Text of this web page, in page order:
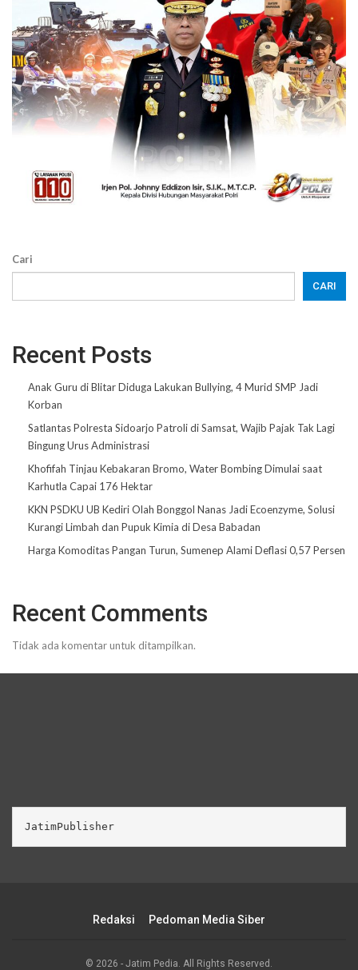
Cari
CARI
Recent Posts
Anak Guru di Blitar Diduga Lakukan Bullying, 4 Murid SMP Jadi
Korban
Satlantas Polresta Sidoarjo Patroli di Samsat, Wajib Pajak Tak Lagi
Bingung Urus Administrasi
Khofifah Tinjau Kebakaran Bromo, Water Bombing Dimulai saat
Karhutla Capai 176 Hektar
KKN PSDKU UB Kediri Olah Bonggol Nanas Jadi Ecoenzyme, Solusi
Kurangi Limbah dan Pupuk Kimia di Desa Babadan
Harga Komoditas Pangan Turun, Sumenep Alami Deflasi 0,57 Persen
Recent Comments
Tidak ada komentar untuk ditampilkan.
JatimPublisher
Redaksi Pedoman Media Siber
© 2026 - Jatim Pedia. All Rights Reserved.